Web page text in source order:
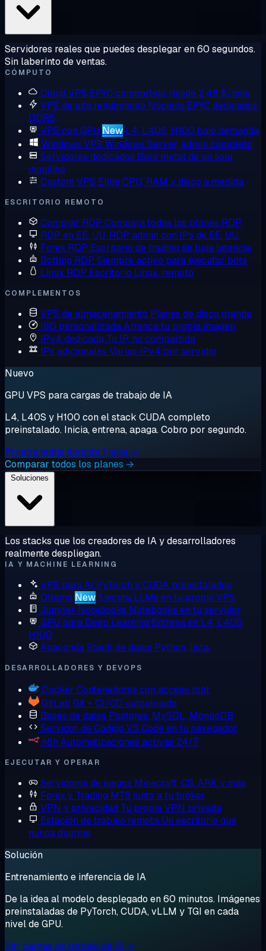
Servidores reales que puedes desplegar en 60 segundos.
Sin laberinto de ventas.
CÓMPUTO
Cloud VPS EPYC compartido, desde 2,48 $/mes
VPS de alto rendimiento Núcleos EPYC dedicados,
DDR5
VPS con GPU New L4, L40S, H100 bajo demanda
Windows VPS Windows Server, admin completo
Servidores dedicados Bare metal de un solo
inquilino
Custom VPS Elige CPU, RAM y disco a medida
ESCRITORIO REMOTO
Comprar RDP Compara todos los planes RDP
RDP en EE. UU. RDP admin con IPs de EE. UU.
Forex RDP Escritorio de trading de baja latencia
Botting RDP Siempre activo para ejecutar bots
Linux RDP Escritorio Linux, remoto
COMPLEMENTOS
VPS de almacenamiento Planes de disco grande
ISO personalizadaArranca tu propia imagen
IPv4 dedicada Tu IP, no compartida
IPs adicionales Varias IPv4 por servidor
Nuevo
GPU VPS para cargas de trabajo de IA
L4, L40S y H100 con el stack CUDA completo
preinstalado. Inicia, entrena, apaga. Cobro por segundo.
Prueba gratis durante 1 hora →
Comparar todos los planes →
Los stacks que los creadores de IA y desarrolladores
realmente despliegan.
IA Y MACHINE LEARNING
VPS para AI PyTorch y CUDA preinstalados
Ollama New Ejecuta LLMs en tu propio VPS
Jupyter Notebooks Notebooks en tu servidor
GPU para Deep Learning Entrena en L4, L40S,
H100
AnacondaStack de datos Python, lista
DESARROLLADORES Y DEVOPS
Docker Contenedores con acceso root
GitLab Git + CI/CD autoalojado
Bases de datos Postgres, MySQL, MongoDB
Servidor de Código VS Code en tu navegador
n8n Automatizaciones activas 24/7
EJECUTAR Y OPERAR
Servidores de juegos Minecraft, CS, ARK y más
Forex y Trading MT5 junto a tu bróker
VPN y privacidad Tu propia VPN privada
Estación de trabajo remota Un escritorio que
nunca duerme
Solución
Entrenamiento e inferencia de IA
De la idea al modelo desplegado en 60 minutos. Imágenes
preinstaladas de PyTorch, CUDA, vLLM y TGI en cada
nivel de GPU.
Ver cargas de trabajo de IA →